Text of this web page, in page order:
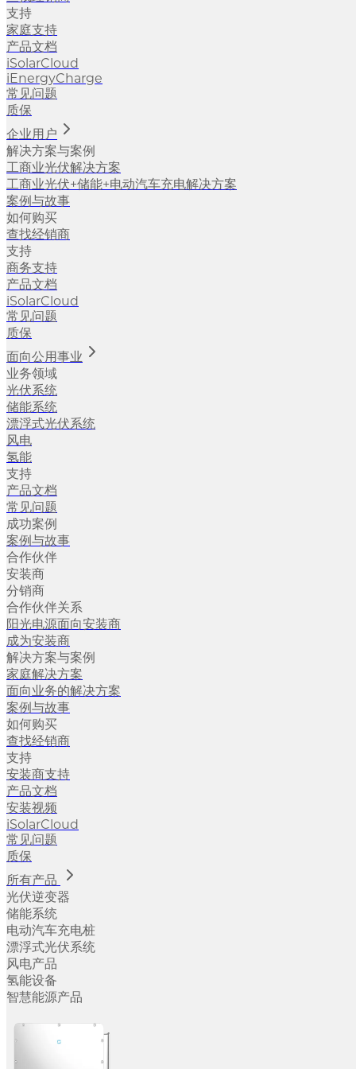
支持
家庭支持
产品文档
iSolarCloud
iEnergyCharge
常见问题
质保
企业用户
解决方案与案例
工商业光伏解决方案
工商业光伏+储能+电动汽车充电解决方案
案例与故事
如何购买
查找经销商
支持
商务支持
产品文档
iSolarCloud
常见问题
质保
面向公用事业
业务领域
光伏系统
储能系统
漂浮式光伏系统
风电
氢能
支持
产品文档
常见问题
成功案例
案例与故事
合作伙伴
安装商
分销商
合作伙伴关系
阳光电源面向安装商
成为安装商
解决方案与案例
家庭解决方案
面向业务的解决方案
案例与故事
如何购买
查找经销商
支持
安装商支持
产品文档
安装视频
iSolarCloud
常见问题
质保
所有产品
光伏逆变器
储能系统
电动汽车充电桩
漂浮式光伏系统
风电产品
氢能设备
智慧能源产品